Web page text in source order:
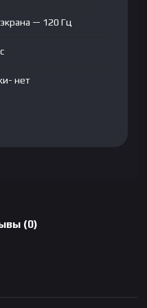
— 120 Гц
нет
(0)